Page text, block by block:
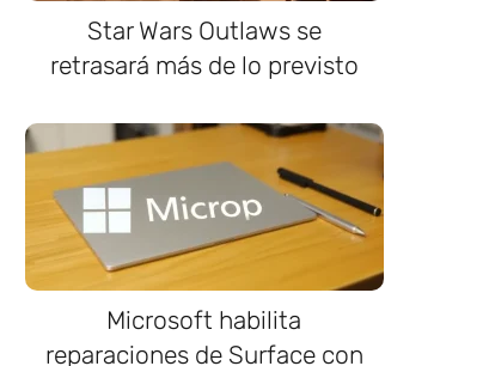
Star Wars Outlaws se
retrasará más de lo previsto
Microsoft habilita
reparaciones de Surface con